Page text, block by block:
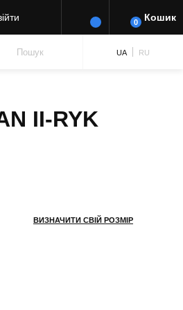
0 Кошик
Пошук UA RU
II-RYK
ВИЗНАЧИТИ СВІЙ РОЗМІР